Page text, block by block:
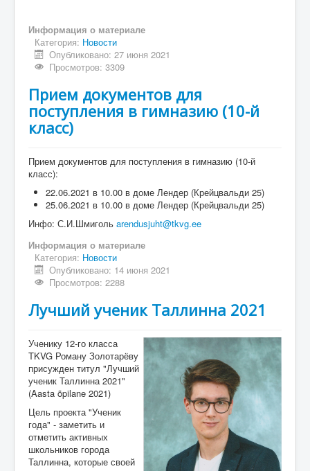
Информация о материале
Категория: Новости
Опубликовано: 27 июня 2021
Просмотров: 3309
Прием документов для
поступления в гимназию (10-й
класс)
Прием документов для поступления в гимназию (10-й
класс):
22.06.2021 в 10.00 в доме Лендер (Крейцвальди 25)
25.06.2021 в 10.00 в доме Лендер (Крейцвальди 25)
Инфо: С.И.Шмиголь arendusjuht@tkvg.ee
Информация о материале
Категория: Новости
Опубликовано: 14 июня 2021
Просмотров: 2288
Лучший ученик Таллинна 2021
Ученику 12-го класса
TKVG Роману Золотарёву
присужден титул "Лучший
ученик Таллинна 2021"
(Aasta õpilane 2021)
Цель проекта "Ученик
года" - заметить и
отметить активных
школьников города
Таллинна, которые своей